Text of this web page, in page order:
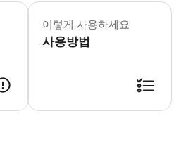
- 회사는 교통 상황, 날씨 또는 차량
이렇게 사용하세요
사용방법